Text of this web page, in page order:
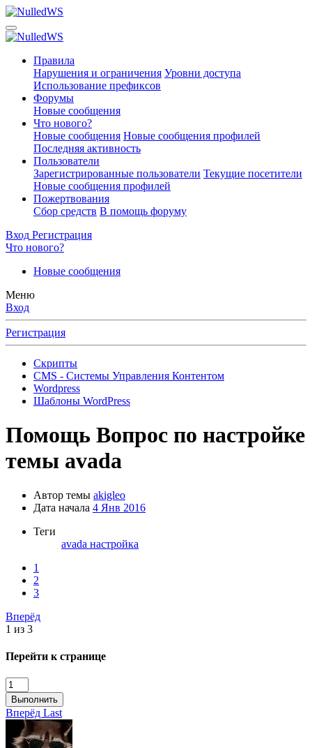
Правила
Нарушения и ограничения Уровни доступа
Использование префиксов
Форумы
Новые сообщения
Что нового?
Новые сообщения Новые сообщения профилей
Последняя активность
Пользователи
Зарегистрированные пользователи Текущие посетители
Новые сообщения профилей
Пожертвования
Сбор средств В помощь форуму
Вход Регистрация
Что нового?
Новые сообщения
Меню
Вход
Регистрация
Скрипты
CMS - Системы Управления Контентом
Wordpress
Шаблоны WordPress
Помощь Вопрос по настройке
темы avada
Автор темы akigleo
Дата начала 4 Янв 2016
Теги
avada настройка
1
2
3
Вперёд
1 из 3
Перейти к странице
Выполнить
Вперёд Last